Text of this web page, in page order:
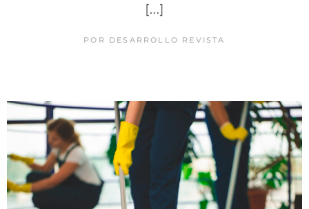
[…]
POR DESARROLLO REVISTA